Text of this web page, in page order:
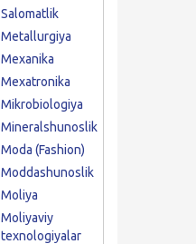
Salomatlik
Metallurgiya
Mexanika
Mexatronika
Mikrobiologiya
Mineralshunoslik
Moda (Fashion)
Moddashunoslik
Moliya
Moliyaviy
texnologiyalar